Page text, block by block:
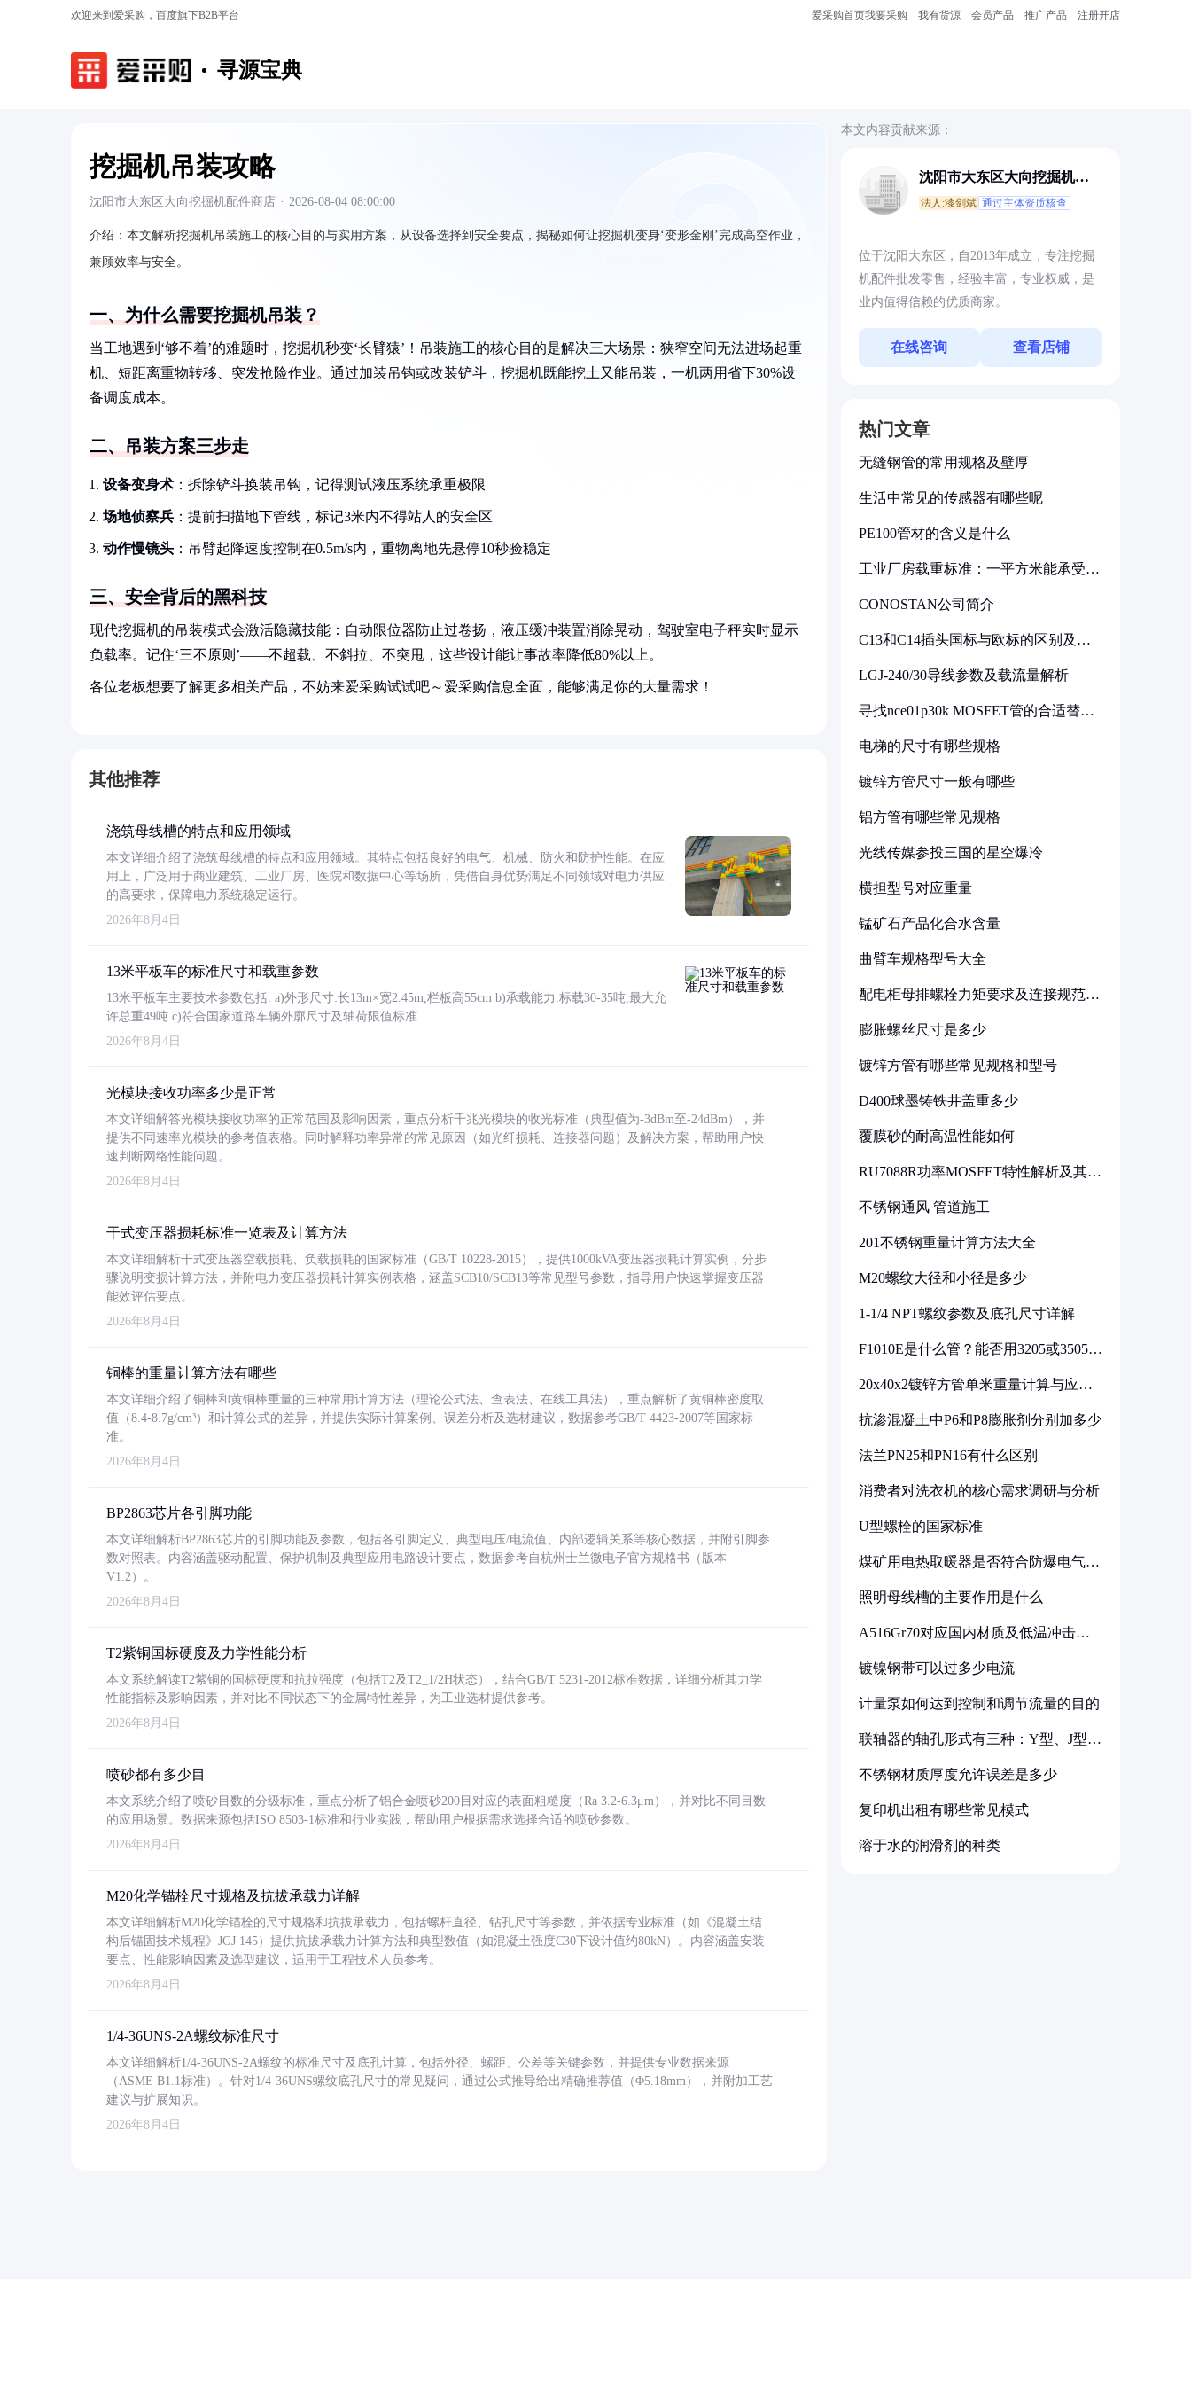
欢迎来到爱采购，百度旗下B2B平台 爱采购首页我要采购 我有货源 会员产品 推广产品 注册开店
寻源宝典
挖掘机吊装攻略
沈阳市大东区大向挖掘机配件商店 · 2026-08-04 08:00:00
介绍： 本文解析挖掘机吊装施工的核心目的与实用方案，从设备选择到安全要点，揭秘如何让挖掘机变身‘变形金刚’完成高空作业，
兼顾效率与安全。
一、为什么需要挖掘机吊装？
当工地遇到‘够不着’的难题时，挖掘机秒变‘长臂猿’！吊装施工的核心目的是解决三大场景：狭窄空间无法进场起重
机、短距离重物转移、突发抢险作业。通过加装吊钩或改装铲斗，挖掘机既能挖土又能吊装，一机两用省下30%设
备调度成本。
二、吊装方案三步走
设备变身术 ：拆除铲斗换装吊钩，记得测试液压系统承重极限
场地侦察兵 ：提前扫描地下管线，标记3米内不得站人的安全区
动作慢镜头 ：吊臂起降速度控制在0.5m/s内，重物离地先悬停10秒验稳定
三、安全背后的黑科技
现代挖掘机的吊装模式会激活隐藏技能：自动限位器防止过卷扬，液压缓冲装置消除晃动，驾驶室电子秤实时显示
负载率。记住‘三不原则’——不超载、不斜拉、不突甩，这些设计能让事故率降低80%以上。
各位老板想要了解更多相关产品，不妨来爱采购试试吧～爱采购信息全面，能够满足你的大量需求！
其他推荐
浇筑母线槽的特点和应用领域
本文详细介绍了浇筑母线槽的特点和应用领域。其特点包括良好的电气、机械、防火和防护性能。在应
用上，广泛用于商业建筑、工业厂房、医院和数据中心等场所，凭借自身优势满足不同领域对电力供应
的高要求，保障电力系统稳定运行。
2026年8月4日
13米平板车的标准尺寸和载重参数
13米平板车主要技术参数包括: a)外形尺寸:长13m×宽2.45m,栏板高55cm b)承载能力:标载30-35吨,最大允
许总重49吨 c)符合国家道路车辆外廓尺寸及轴荷限值标准
2026年8月4日
光模块接收功率多少是正常
本文详细解答光模块接收功率的正常范围及影响因素，重点分析千兆光模块的收光标准（典型值为-3dBm至-24dBm），并
提供不同速率光模块的参考值表格。同时解释功率异常的常见原因（如光纤损耗、连接器问题）及解决方案，帮助用户快
速判断网络性能问题。
2026年8月4日
干式变压器损耗标准一览表及计算方法
本文详细解析干式变压器空载损耗、负载损耗的国家标准（GB/T 10228-2015），提供1000kVA变压器损耗计算实例，分步
骤说明变损计算方法，并附电力变压器损耗计算实例表格，涵盖SCB10/SCB13等常见型号参数，指导用户快速掌握变压器
能效评估要点。
2026年8月4日
铜棒的重量计算方法有哪些
本文详细介绍了铜棒和黄铜棒重量的三种常用计算方法（理论公式法、查表法、在线工具法），重点解析了黄铜棒密度取
值（8.4-8.7g/cm³）和计算公式的差异，并提供实际计算案例、误差分析及选材建议，数据参考GB/T 4423-2007等国家标
准。
2026年8月4日
BP2863芯片各引脚功能
本文详细解析BP2863芯片的引脚功能及参数，包括各引脚定义、典型电压/电流值、内部逻辑关系等核心数据，并附引脚参
数对照表。内容涵盖驱动配置、保护机制及典型应用电路设计要点，数据参考自杭州士兰微电子官方规格书（版本
V1.2）。
2026年8月4日
T2紫铜国标硬度及力学性能分析
本文系统解读T2紫铜的国标硬度和抗拉强度（包括T2及T2_1/2H状态），结合GB/T 5231-2012标准数据，详细分析其力学
性能指标及影响因素，并对比不同状态下的金属特性差异，为工业选材提供参考。
2026年8月4日
喷砂都有多少目
本文系统介绍了喷砂目数的分级标准，重点分析了铝合金喷砂200目对应的表面粗糙度（Ra 3.2-6.3μm），并对比不同目数
的应用场景。数据来源包括ISO 8503-1标准和行业实践，帮助用户根据需求选择合适的喷砂参数。
2026年8月4日
M20化学锚栓尺寸规格及抗拔承载力详解
本文详细解析M20化学锚栓的尺寸规格和抗拔承载力，包括螺杆直径、钻孔尺寸等参数，并依据专业标准（如《混凝土结
构后锚固技术规程》JGJ 145）提供抗拔承载力计算方法和典型数值（如混凝土强度C30下设计值约80kN）。内容涵盖安装
要点、性能影响因素及选型建议，适用于工程技术人员参考。
2026年8月4日
1/4-36UNS-2A螺纹标准尺寸
本文详细解析1/4-36UNS-2A螺纹的标准尺寸及底孔计算，包括外径、螺距、公差等关键参数，并提供专业数据来源
（ASME B1.1标准）。针对1/4-36UNS螺纹底孔尺寸的常见疑问，通过公式推导给出精确推荐值（Φ5.18mm），并附加工艺
建议与扩展知识。
2026年8月4日
本文内容贡献来源：
沈阳市大东区大向挖掘机配
法人:漆剑斌 通过主体资质核查
位于沈阳大东区，自2013年成立，专注挖掘
机配件批发零售，经验丰富，专业权威，是
业内值得信赖的优质商家。
在线咨询 查看店铺
热门文章
无缝钢管的常用规格及壁厚
生活中常见的传感器有哪些呢
PE100管材的含义是什么
工业厂房载重标准：一平方米能承受多
CONOSTAN公司简介
C13和C14插头国标与欧标的区别及其
LGJ-240/30导线参数及载流量解析
寻找nce01p30k MOSFET管的合适替代
电梯的尺寸有哪些规格
镀锌方管尺寸一般有哪些
铝方管有哪些常见规格
光线传媒参投三国的星空爆冷
横担型号对应重量
锰矿石产品化合水含量
曲臂车规格型号大全
配电柜母排螺栓力矩要求及连接规范详
膨胀螺丝尺寸是多少
镀锌方管有哪些常见规格和型号
D400球墨铸铁井盖重多少
覆膜砂的耐高温性能如何
RU7088R功率MOSFET特性解析及其在
不锈钢通风 管道施工
201不锈钢重量计算方法大全
M20螺纹大径和小径是多少
1-1/4 NPT螺纹参数及底孔尺寸详解
F1010E是什么管？能否用3205或3505代
20x40x2镀锌方管单米重量计算与应用
抗渗混凝土中P6和P8膨胀剂分别加多少
法兰PN25和PN16有什么区别
消费者对洗衣机的核心需求调研与分析
U型螺栓的国家标准
煤矿用电热取暖器是否符合防爆电气设
照明母线槽的主要作用是什么
A516Gr70对应国内材质及低温冲击要
镀镍钢带可以过多少电流
计量泵如何达到控制和调节流量的目的
联轴器的轴孔形式有三种：Y型、J型、
不锈钢材质厚度允许误差是多少
复印机出租有哪些常见模式
溶于水的润滑剂的种类